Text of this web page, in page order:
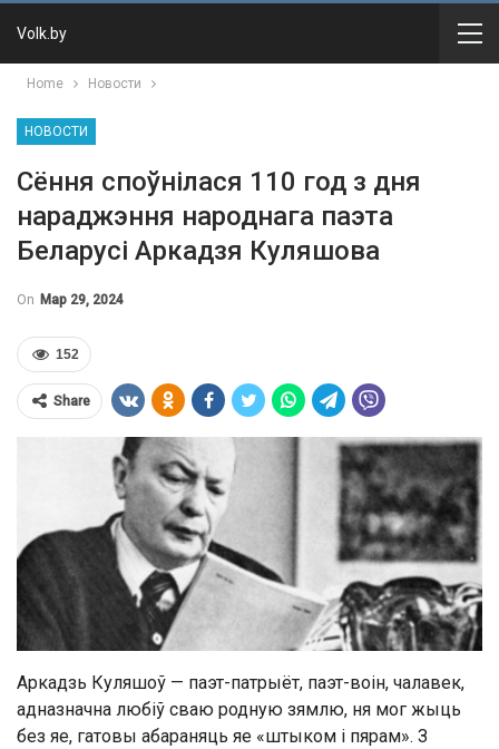
Volk.by
Home Новости
НОВОСТИ
Сёння споўнілася 110 год з дня
нараджэння народнага паэта
Беларусі Аркадзя Куляшова
On Мар 29, 2024
152
Share
Аркадзь Куляшоў — паэт-патрыёт, паэт-воін, чалавек,
адназначна любіў сваю родную зямлю, ня мог жыць
без яе, гатовы абараняць яе «штыком і пярам». З